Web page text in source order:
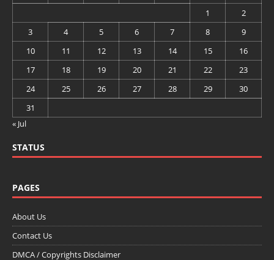
1
2
3
4 5 6 7 8
9
10
11 12 13 14 15
16
17
18 19 20 21 22
23
24
25 26 27 28 29
30
31
« Jul
STATUS
PAGES
About Us
Contact Us
DMCA / Copyrights Disclaimer